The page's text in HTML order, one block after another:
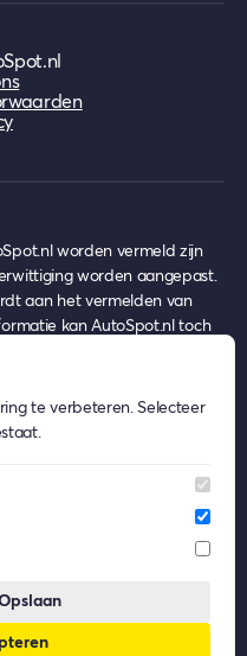
worden vermeld zijn
worden aangepast.
aan het vermelden van
kan AutoSpot.nl toch
uit ontleend kunnen
over eventuele
behoren toe aan de
gebruikt dit materiaal enkel
geen eigendomsrechten.
het gebruik van AutoSpot.nl,
op
te verbeteren. Selecteer